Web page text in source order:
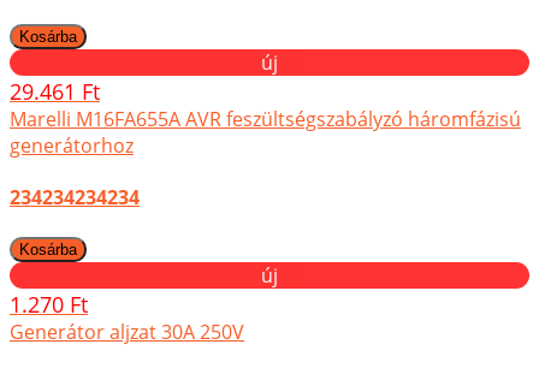
új
29.461 Ft
Marelli M16FA655A AVR feszültségszabályzó háromfázisú
generátorhoz
234234234234
új
1.270 Ft
Generátor aljzat 30A 250V